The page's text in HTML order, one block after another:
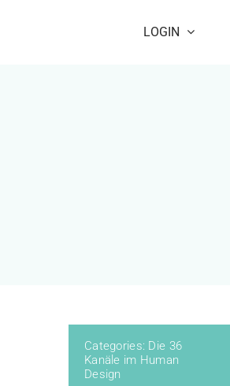
LOGIN
Categories: Die 36
Kanäle im Human
Design